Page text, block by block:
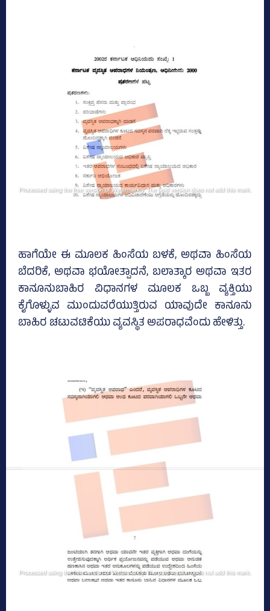
ಹಾಗೆಯೇ ಈ ಮೂಲಕ ಹಿಂಸೆಯ ಬಳಕೆ, ಅಥವಾ ಹಿಂಸೆಯ
ಬೆದರಿಕೆ, ಅಥವಾ ಭಯೋತ್ಪಾದನೆ, ಬಲಾತ್ಕಾರ ಅಥವಾ ಇತರ
ಕಾನೂನುಬಾಹಿರ ವಿಧಾನಗಳ ಮೂಲಕ ಒಬ್ಬ ವ್ಯಕ್ತಿಯು
ಕೈಗೊಳ್ಳುವ ಮುಂದುವರೆಯುತ್ತಿರುವ ಯಾವುದೇ ಕಾನೂನು
ಬಾಹಿರ ಚಟುವಟಿಕೆಯು ವ್ಯವಸ್ಥಿತ ಅಪರಾಧವೆಂದು ಹೇಳಿತ್ತು.